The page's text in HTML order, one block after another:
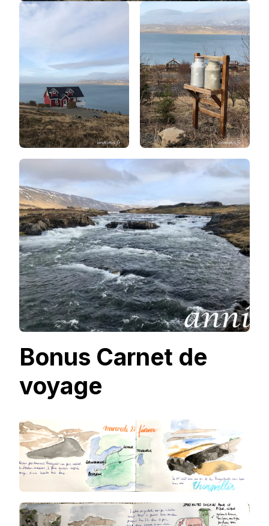
Bonus Carnet de
voyage